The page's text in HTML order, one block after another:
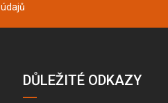
údajů
DŮLEŽITÉ ODKAZY